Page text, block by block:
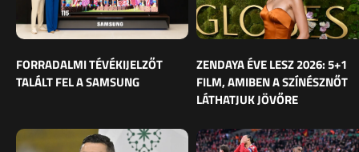
FORRADALMI TÉVÉKIJELZŐT
TALÁLT FEL A SAMSUNG
ZENDAYA ÉVE LESZ 2026: 5+1
FILM, AMIBEN A SZÍNÉSZNŐT
LÁTHATJUK JÖVŐRE